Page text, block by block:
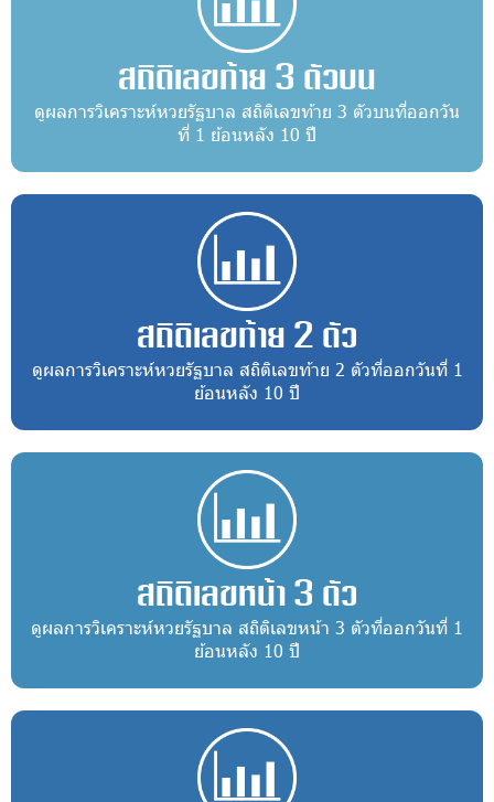
สถิติเลขท้าย 3 ตัวบน
ดูผลการวิเคราะห์หวยรัฐบาล สถิติเลขท้าย 3 ตัวบนที่ออกวัน
ที่ 1 ย้อนหลัง 10 ปี
สถิติเลขท้าย 2 ตัว
ดูผลการวิเคราะห์หวยรัฐบาล สถิติเลขท้าย 2 ตัวที่ออกวันที่ 1
ย้อนหลัง 10 ปี
สถิติเลขหน้า 3 ตัว
ดูผลการวิเคราะห์หวยรัฐบาล สถิติเลขหน้า 3 ตัวที่ออกวันที่ 1
ย้อนหลัง 10 ปี